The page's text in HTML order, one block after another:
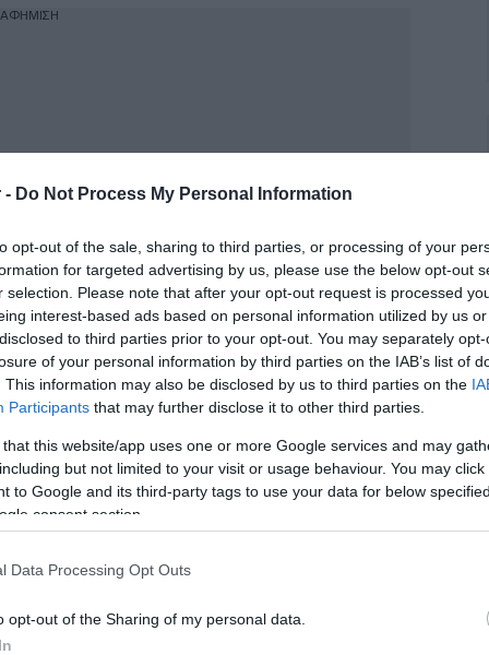
- Do Not Process My Personal Information
opt-out of the sale, sharing to third parties, or processing of your
for targeted advertising by us, please use the below opt-out
selection. Please note that after your opt-out request is processed
interest-based ads based on personal information utilized by us
to third parties prior to your opt-out. You may separately
of your personal information by third parties on the IAB’s list of
This information may also be disclosed by us to third parties on the
Participants that may further disclose it to other third parties.
that this website/app uses one or more Google services and may
but not limited to your visit or usage behaviour. You may
to Google and its third-party tags to use your data for below
consent section.
Data Processing Opt Outs
opt-out of the Sharing of my personal data.
“στο συνεδριακό κέντρο του
στον χώρο που χρησιμοποιείται
στα ξενοδοχεία, έξω από το ίδιο το
θεματική δραστηριότητα που να
της μεταξύ της 13ης Μαρτίου